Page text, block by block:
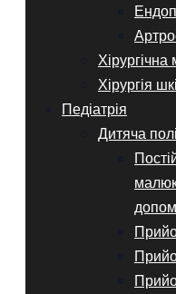
Хірургія
Педіатрія
Дитяча